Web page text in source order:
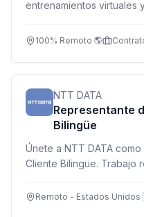
entrenamientos virtuales
100% Remoto 🌎
NTT DATA
Representante
Bilingüe
Únete a NTT DATA
Cliente Bilingüe. Trabajo
nosotros!
Remoto - Estados